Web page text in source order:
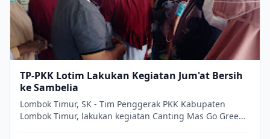
TP-PKK Lotim Lakukan Kegiatan Jum'at Bersih
ke Sambelia
Lombok Timur, SK - Tim Penggerak PKK Kabupaten
Lombok Timur, lakukan kegiatan Canting Mas Go Green